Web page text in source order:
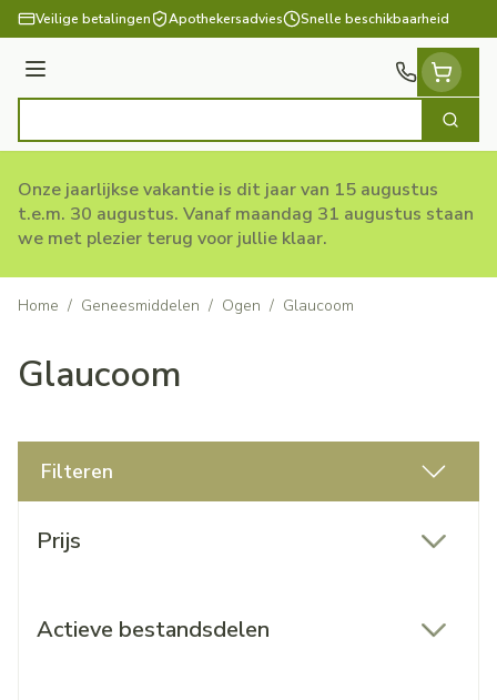
Ga naar de inhoud
Veilige betalingen Apothekersadvies Snelle beschikbaarheid
Menu
Zoek
Onze jaarlijkse vakantie is dit jaar van 15 augustus
t.e.m. 30 augustus. Vanaf maandag 31 augustus staan
we met plezier terug voor jullie klaar.
Home / Geneesmiddelen / Ogen / Glaucoom
Glaucoom
Filteren
Prijs
Actieve bestandsdelen